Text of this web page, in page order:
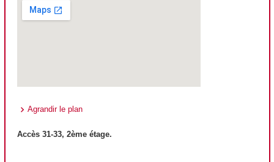
Agrandir le plan
Accès 31-33, 2ème étage.